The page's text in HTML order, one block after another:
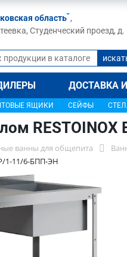
область ,
Студенческий проезд, д.
ДОСТАВКА
ЯЩИКИ СЕЙФЫ
ванны для общепита
1-11/6-БПП-ЭН